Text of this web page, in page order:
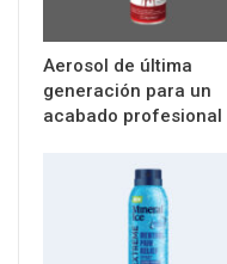
Aerosol de última
generación para un
acabado profesional